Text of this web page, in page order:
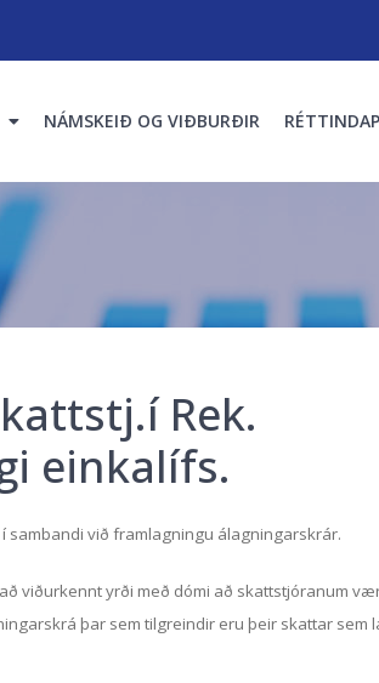
NÁMSKEIÐ OG VIÐBURÐIR
Rek.
einkalífs.
við framlagningu álagningarskrár.
viðurkennt yrði með dómi að skattstjóranum
þar sem tilgreindir eru þeir skattar sem